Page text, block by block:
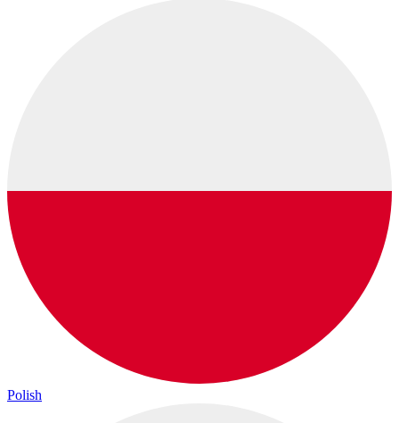
Polish